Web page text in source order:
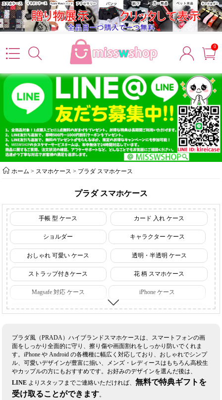
0
ホーム > スマホケース > プラダ スマホケース
プラダ スマホケース
手帳 型 ケース カード 入れ ケース
ショルダー キャラクター ケース
おしゃれ 可愛い ケース 透明・半透明 ケース
ストラップ付きケース 花 柄 スマホケース
Magsafe 対応 ケース iPhone ケース
iPhone18 ケース 【発売予定】 iPhone17 ケース
Google ケース Sharp ケース
Sony ケース ルイヴィトン スマホケース
シャネル スマホケース グッチ スマホケース
プラダ風（PRADA）ハイブランドスマホケースは、スマートフォンの画
面をしっかり全面的に守り、擦り傷や画面割れをしっかり防いでくれま
す。iPhone や Android の各機種に幅広く対応しており、おしゃれでシンプ
ル、可愛いデザインが豊富に揃い、メンズ・レディースはもちろん高校生
やカップルの方にもおすすめです。お好みのデザインを選んだ後は、
LINE よりスタッフまでご連絡いただければ、無料で特典ギフトを
受け取ることができます。